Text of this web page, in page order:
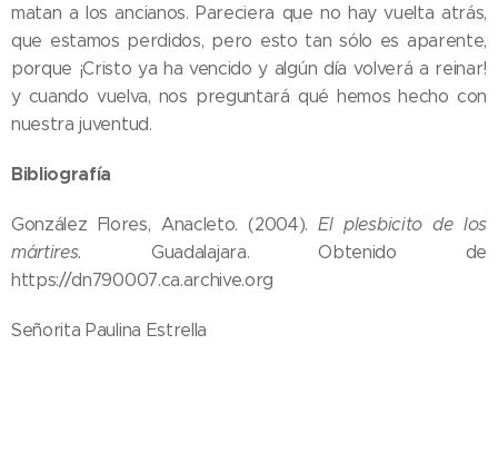
matan a los ancianos. Pareciera que no hay vuelta atrás,
que estamos perdidos, pero esto tan sólo es aparente,
porque ¡Cristo ya ha vencido y algún día volverá a reinar!
y cuando vuelva, nos preguntará qué hemos hecho con
nuestra juventud.
Bibliografía
González Flores, Anacleto. (2004).El plesbicito de los
mártires.
Guadalajara. Obtenido de
https://dn790007.ca.archive.org
Señorita Paulina Estrella